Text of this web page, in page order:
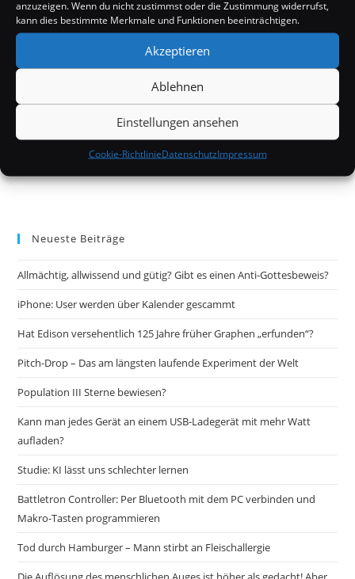
anzuzeigen. Wenn du nicht zustimmst oder die Zustimmung widerrufst,
kann dies bestimmte Merkmale und Funktionen beeinträchtigen.
Akzeptieren
Ablehnen
Einstellungen ansehen
Cookie-RichtlinieDatenschutzImpressum
Neueste Beiträge
Allmächtig, allwissend und gütig? Gibt es einen Anti-Gottesbeweis?
iPhone: User werden über Kalender gescammt
Hat Edison versehentlich 125 Jahre früher Graphen „erfunden“?
Pitch-Drop – Das am längsten laufende Experiment der Welt
Population III Sterne bewiesen?
Kann man jedes Gerät an einem USB-Ladegerät mit mehr Watt
aufladen?
Studie: KI lässt uns schlechter lernen
Battletron Controller: Per Bluetooth mit dem PC verbinden und
Makro-Tasten programmieren
Tod durch Hamburger – Mann stirbt an Fleischallergie